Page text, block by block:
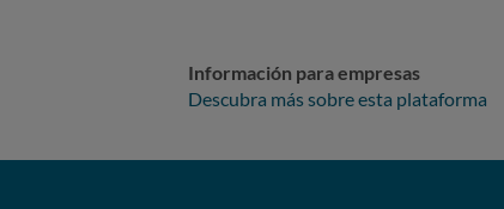
Información para empresas
Descubra más sobre esta plataforma